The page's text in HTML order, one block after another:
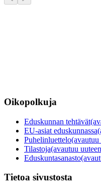
Oikopolkuja
Eduskunnan tehtävät
EU-asiat eduskunnassa
Puhelinluettelo(avautuu
Tilastoja(avautuu
Eduskuntasanasto
Tietoa sivustosta